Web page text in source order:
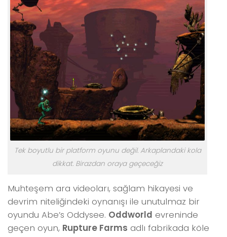
Tek boyutlu bir platform oyunu değil. Arkaplandaki kola
dikkat. Birazdan oraya geçeceğiz
Muhteşem ara videoları, sağlam hikayesi ve
devrim niteliğindeki oynanışı ile unutulmaz bir
oyundu Abe’s Oddysee. Oddworld evreninde
geçen oyun, Rupture Farms adlı fabrikada köle